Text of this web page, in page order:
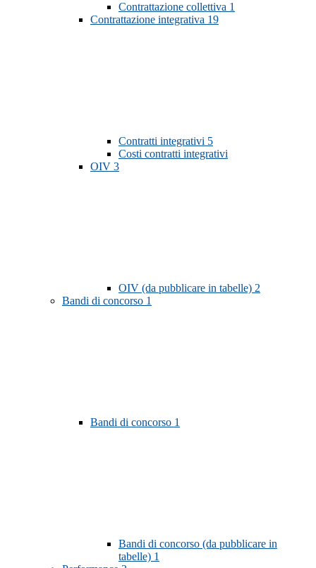
Contrattazione collettiva 1
Contrattazione integrativa 19
Contratti integrativi 5
Costi contratti integrativi
OIV 3
OIV (da pubblicare in tabelle) 2
Bandi di concorso 1
Bandi di concorso 1
Bandi di concorso (da pubblicare in
tabelle) 1